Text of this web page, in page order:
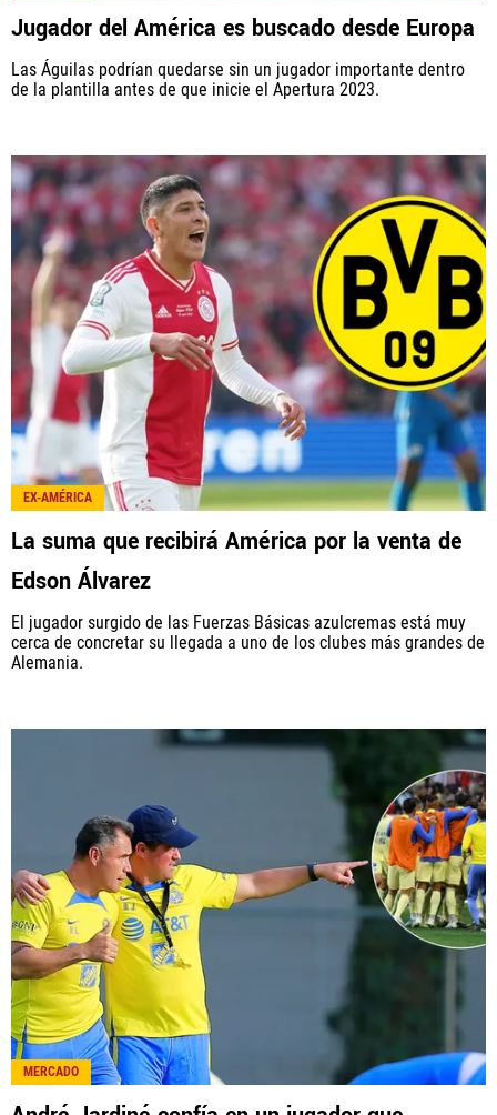
Jugador del América es buscado desde Europa
Las Águilas podrían quedarse sin un jugador importante dentro
de la plantilla antes de que inicie el Apertura 2023.
EX-AMÉRICA
La suma que recibirá América por la venta de
Edson Álvarez
El jugador surgido de las Fuerzas Básicas azulcremas está muy
cerca de concretar su llegada a uno de los clubes más grandes de
Alemania.
MERCADO